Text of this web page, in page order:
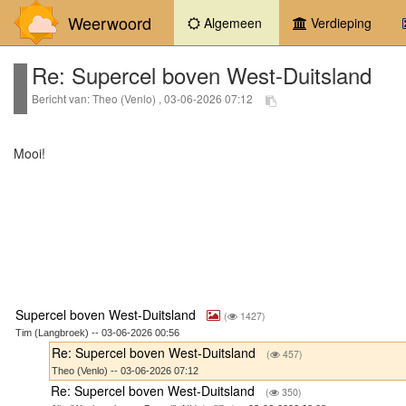
Weerwoord Algemeen (current)Verdieping
Re: Supercel boven West-Duitsland
Bericht van: Theo (Venlo) , 03-06-2026 07:12
Mooi!
Supercel boven West-Duitsland ( 1427)
Tim (Langbroek) -- 03-06-2026 00:56
Re: Supercel boven West-Duitsland ( 457)
Theo (Venlo) -- 03-06-2026 07:12
Re: Supercel boven West-Duitsland ( 350)